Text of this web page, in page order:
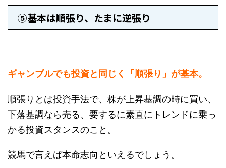
⑤基本は順張り、たまに逆張り
ギャンブルでも投資と同じく「順張り」が基本。
順張りとは投資手法で、株が上昇基調の時に買い、
下落基調なら売る、要するに素直にトレンドに乗っ
かる投資スタンスのこと。
競馬で言えば本命志向といえるでしょう。